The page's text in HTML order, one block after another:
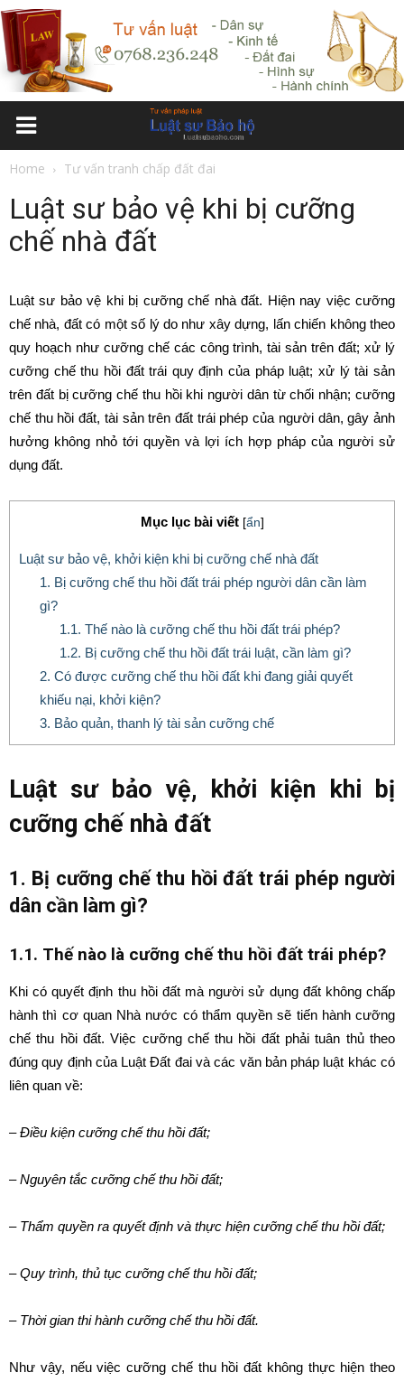
Home Tư vấn tranh chấp đất đai
Luật sư bảo vệ khi bị cưỡng
chế nhà đất
Luật sư bảo vệ khi bị cưỡng chế nhà đất. Hiện nay việc cưỡng
chế nhà, đất có một số lý do như xây dựng, lấn chiến không theo
quy hoạch như cưỡng chế các công trình, tài sản trên đất; xử lý
cưỡng chế thu hồi đất trái quy định của pháp luật; xử lý tài sản
trên đất bị cưỡng chế thu hồi khi người dân từ chối nhận; cưỡng
chế thu hồi đất, tài sản trên đất trái phép của người dân, gây ảnh
hưởng không nhỏ tới quyền và lợi ích hợp pháp của người sử
dụng đất.
Mục lục bài viết [ẩn]
Luật sư bảo vệ, khởi kiện khi bị cưỡng chế nhà đất
1. Bị cưỡng chế thu hồi đất trái phép người dân cần làm
gì?
1.1. Thế nào là cưỡng chế thu hồi đất trái phép?
1.2. Bị cưỡng chế thu hồi đất trái luật, cần làm gì?
2. Có được cưỡng chế thu hồi đất khi đang giải quyết
khiếu nại, khởi kiện?
3. Bảo quản, thanh lý tài sản cưỡng chế
Luật sư bảo vệ, khởi kiện khi bị
cưỡng chế nhà đất
1. Bị cưỡng chế thu hồi đất trái phép người
dân cần làm gì?
1.1. Thế nào là cưỡng chế thu hồi đất trái phép?
Khi có quyết định thu hồi đất mà người sử dụng đất không chấp
hành thì cơ quan Nhà nước có thẩm quyền sẽ tiến hành cưỡng
chế thu hồi đất. Việc cưỡng chế thu hồi đất phải tuân thủ theo
đúng quy định của Luật Đất đai và các văn bản pháp luật khác có
liên quan về:
– Điều kiện cưỡng chế thu hồi đất;
– Nguyên tắc cưỡng chế thu hồi đất;
– Thẩm quyền ra quyết định và thực hiện cưỡng chế thu hồi đất;
– Quy trình, thủ tục cưỡng chế thu hồi đất;
– Thời gian thi hành cưỡng chế thu hồi đất.
Như vậy, nếu việc cưỡng chế thu hồi đất không thực hiện theo